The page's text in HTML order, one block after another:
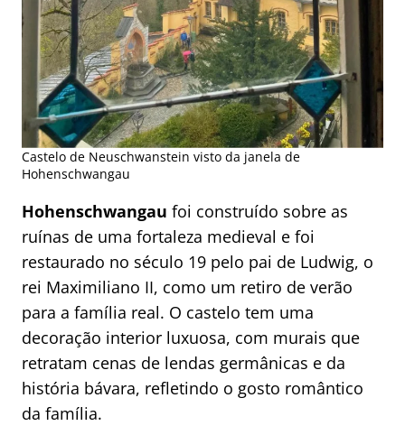
Castelo de Neuschwanstein visto da janela de
Hohenschwangau
Hohenschwangau foi construído sobre as
ruínas de uma fortaleza medieval e foi
restaurado no século 19 pelo pai de Ludwig, o
rei Maximiliano II, como um retiro de verão
para a família real. O castelo tem uma
decoração interior luxuosa, com murais que
retratam cenas de lendas germânicas e da
história bávara, refletindo o gosto romântico
da família.